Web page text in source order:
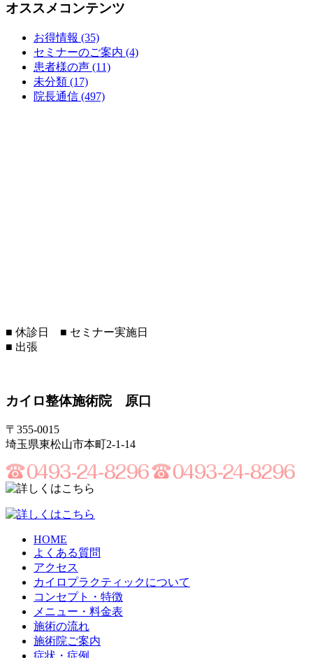
オススメコンテンツ
お得情報 (35)
セミナーのご案内 (4)
患者様の声 (11)
未分類 (17)
院長通信 (497)
■ 休診日 ■ セミナー実施日
■ 出張
カイロ整体施術院 原口
〒355-0015
埼玉県東松山市本町2-1-14
HOME
よくある質問
アクセス
カイロプラクティックについて
コンセプト・特徴
メニュー・料金表
施術の流れ
施術院ご案内